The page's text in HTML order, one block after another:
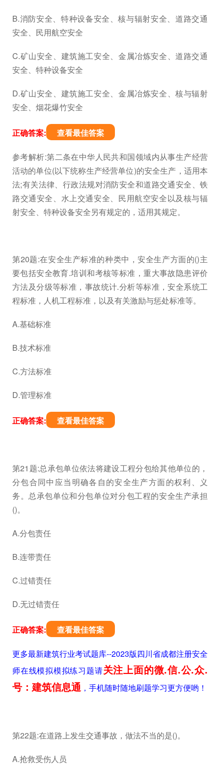
B.消防安全、特种设备安全、核与辐射安全、道路交通
安全、民用航空安全
C.矿山安全、建筑施工安全、金属冶炼安全、道路交通
安全、特种设备安全
D.矿山安全、建筑施工安全、金属冶炼安全、核与辐射
安全、烟花爆竹安全
正确答案: 查看最佳答案
参考解析:第二条在中华人民共和国领域内从事生产经营
活动的单位(以下统称生产经营单位)的安全生产，适用本
法;有关法律、行政法规对消防安全和道路交通安全、铁
路交通安全、水上交通安全、民用航空安全以及核与辐
射安全、特种设备安全另有规定的，适用其规定。
第20题:在安全生产标准的种类中，安全生产方面的()主
要包括安全教育.培训和考核等标准，重大事故隐患评价
方法及分级等标准，事故统计.分析等标准，安全系统工
程标准，人机工程标准，以及有关激励与惩处标准等。
A.基础标准
B.技术标准
C.方法标准
D.管理标准
正确答案: 查看最佳答案
第21题:总承包单位依法将建设工程分包给其他单位的，
分包合同中应当明确各自的安全生产方面的权利、义
务。总承包单位和分包单位对分包工程的安全生产承担
()。
A.分包责任
B.连带责任
C.过错责任
D.无过错责任
正确答案: 查看最佳答案
更多最新建筑行业考试题库--2023版四川省成都注册安全
师在线模拟模拟练习题请关注上面的微.信.公.众.
号：建筑信息通，手机随时随地刷题学习更方便哟！
第22题:在道路上发生交通事故，做法不当的是()。
A.抢救受伤人员